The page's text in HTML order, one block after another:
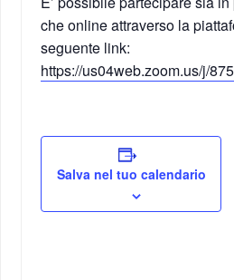
che online attraverso la
seguente link:
https://us04web.zoom.us/j/
Salva nel tuo calendario